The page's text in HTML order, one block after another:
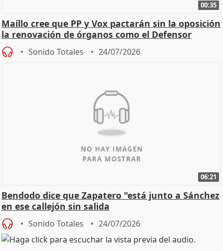
00:35
Maíllo cree que PP y Vox pactarán sin la oposición
la renovación de órganos como el Defensor
Sonido Totales 24/07/2026
06:21
Bendodo dice que Zapatero "está junto a Sánchez
en ese callejón sin salida
Sonido Totales 24/07/2026